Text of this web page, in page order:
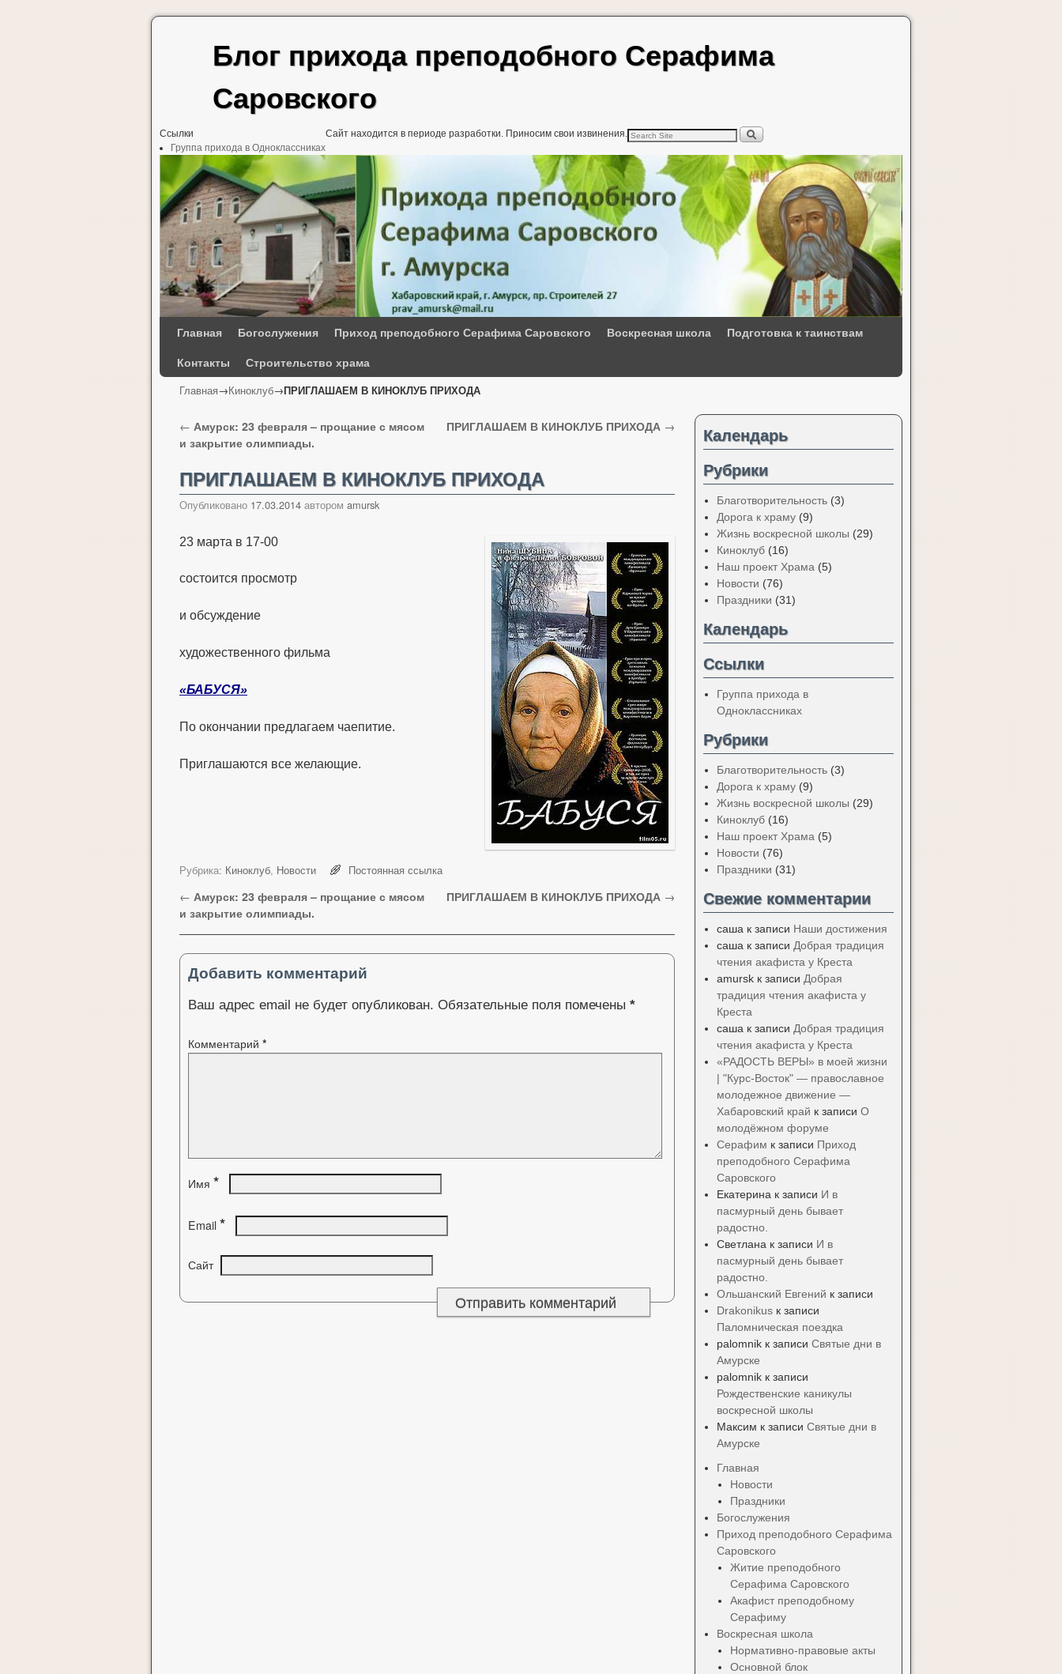
Блог прихода преподобного Серафима
Саровского
Ссылки
Группа прихода в Одноклассниках
Сайт находится в периоде разработки. Приносим свои извинения.
Главная Богослужения Приход преподобного Серафима Саровского Воскресная школа
Подготовка к таинствам
Контакты
Строительство храма
Главная→Киноклуб→ПРИГЛАШАЕМ В КИНОКЛУБ ПРИХОДА
Навигация по записям
← Амурск: 23 февраля – прощание с мясом
и закрытие олимпиады.
ПРИГЛАШАЕМ В КИНОКЛУБ ПРИХОДА →
ПРИГЛАШАЕМ В КИНОКЛУБ ПРИХОДА
Опубликовано 17.03.2014 автором amursk
23 марта в 17-00
состоится просмотр
и обсуждение
художественного фильма
«БАБУСЯ»
По окончании предлагаем чаепитие.
Приглашаются все желающие.
Рубрика: Киноклуб, Новости Постоянная ссылка
Навигация по записям
← Амурск: 23 февраля – прощание с мясом
и закрытие олимпиады.
ПРИГЛАШАЕМ В КИНОКЛУБ ПРИХОДА →
Добавить комментарий
Ваш адрес email не будет опубликован. Обязательные поля помечены *
Комментарий *
Имя *
Email *
Сайт
Календарь
Рубрики
Благотворительность (3)
Дорога к храму (9)
Жизнь воскресной школы (29)
Киноклуб (16)
Наш проект Храма (5)
Новости (76)
Праздники (31)
Календарь
Ссылки
Группа прихода в
Одноклассниках
Рубрики
Благотворительность (3)
Дорога к храму (9)
Жизнь воскресной школы (29)
Киноклуб (16)
Наш проект Храма (5)
Новости (76)
Праздники (31)
Свежие комментарии
саша к записи Наши достижения
саша к записи Добрая традиция
чтения акафиста у Креста
amursk к записи Добрая
традиция чтения акафиста у
Креста
саша к записи Добрая традиция
чтения акафиста у Креста
«РАДОСТЬ ВЕРЫ» в моей жизни
| "Курс-Восток" — православное
молодежное движение —
Хабаровский край к записиО
молодёжном форуме
Серафим к записи Приход
преподобного Серафима
Саровского
Екатерина к записи И в
пасмурный день бывает
радостно.
Светлана к записи И в
пасмурный день бывает
радостно.
Ольшанский Евгений к записи
Drakonikus к записи
Паломническая поездка
palomnik к записиСвятые дни в
Амурске
palomnik к записи
Рождественские каникулы
воскресной школы
Максим к записиСвятые дни в
Амурске
Главная
Новости
Праздники
Богослужения
Приход преподобного Серафима
Саровского
Житие преподобного
Серафима Саровского
Акафист преподобному
Серафиму
Воскресная школа
Нормативно-правовые акты
Основной блок